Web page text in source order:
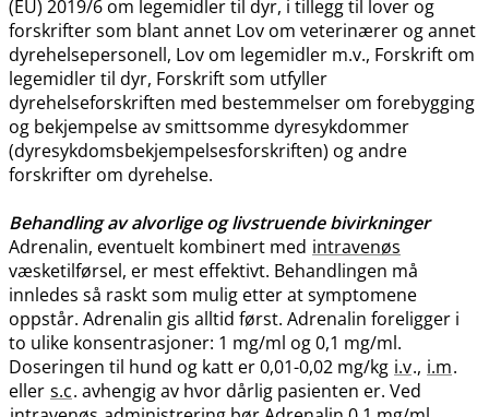
(EU) 2019/6 om legemidler til dyr, i tillegg til lover og
forskrifter som blant annet Lov om veterinærer og annet
dyrehelsepersonell, Lov om legemidler m.v., Forskrift om
legemidler til dyr, Forskrift som utfyller
dyrehelseforskriften med bestemmelser om forebygging
og bekjempelse av smittsomme dyresykdommer
(dyresykdomsbekjempelsesforskriften) og andre
forskrifter om dyrehelse.
Behandling av alvorlige og livstruende bivirkninger
Adrenalin, eventuelt kombinert med intravenøs
væsketilførsel, er mest effektivt. Behandlingen må
innledes så raskt som mulig etter at symptomene
oppstår. Adrenalin gis alltid først. Adrenalin foreligger i
to ulike konsentrasjoner: 1 mg/ml og 0,1 mg​/​ml.
Doseringen til hund og katt er 0,01-0,02 mg/kg i.v., i.m.
eller s.c. avhengig av hvor dårlig pasienten er. Ved